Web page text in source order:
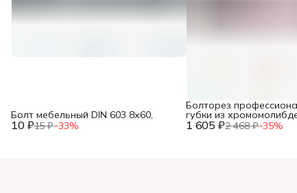
10 ₽15 ₽−33%
Болт мебельный DIN 603 8х60,
1 605 ₽2 468 ₽−35%
Болторез
губки из
стали, 600 мм/24”, ЗУБР,